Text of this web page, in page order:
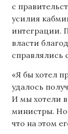
с
усилия
интеграции.
власти
справлялись
«Я бы хотел
удалось
И мы хотели
министры. Но
что на этом